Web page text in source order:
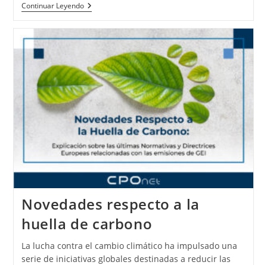
Continuar Leyendo
Novedades respecto a la
huella de carbono
La lucha contra el cambio climático ha impulsado una
serie de iniciativas globales destinadas a reducir las